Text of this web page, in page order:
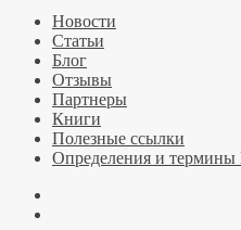
Новости
Статьи
Блог
Отзывы
Партнеры
Книги
Полезные ссылки
Определения и